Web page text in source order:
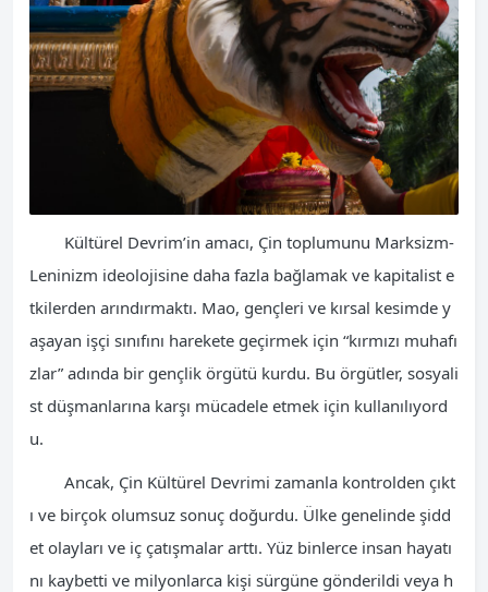
Kültürel Devrim’in amacı, Çin toplumunu Marksizm-
Leninizm ideolojisine daha fazla bağlamak ve kapitalist e
tkilerden arındırmaktı. Mao, gençleri ve kırsal kesimde y
aşayan işçi sınıfını harekete geçirmek için “kırmızı muhafı
zlar” adında bir gençlik örgütü kurdu. Bu örgütler, sosyali
st düşmanlarına karşı mücadele etmek için kullanılıyord
u.
Ancak, Çin Kültürel Devrimi zamanla kontrolden çıkt
ı ve birçok olumsuz sonuç doğurdu. Ülke genelinde şidd
et olayları ve iç çatışmalar arttı. Yüz binlerce insan hayatı
nı kaybetti ve milyonlarca kişi sürgüne gönderildi veya h